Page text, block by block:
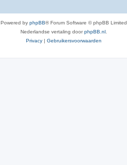
Powered by phpBB® Forum Software © phpBB Limited
Nederlandse vertaling doorphpBB.nl
Privacy | Gebruikersvoorwaarden